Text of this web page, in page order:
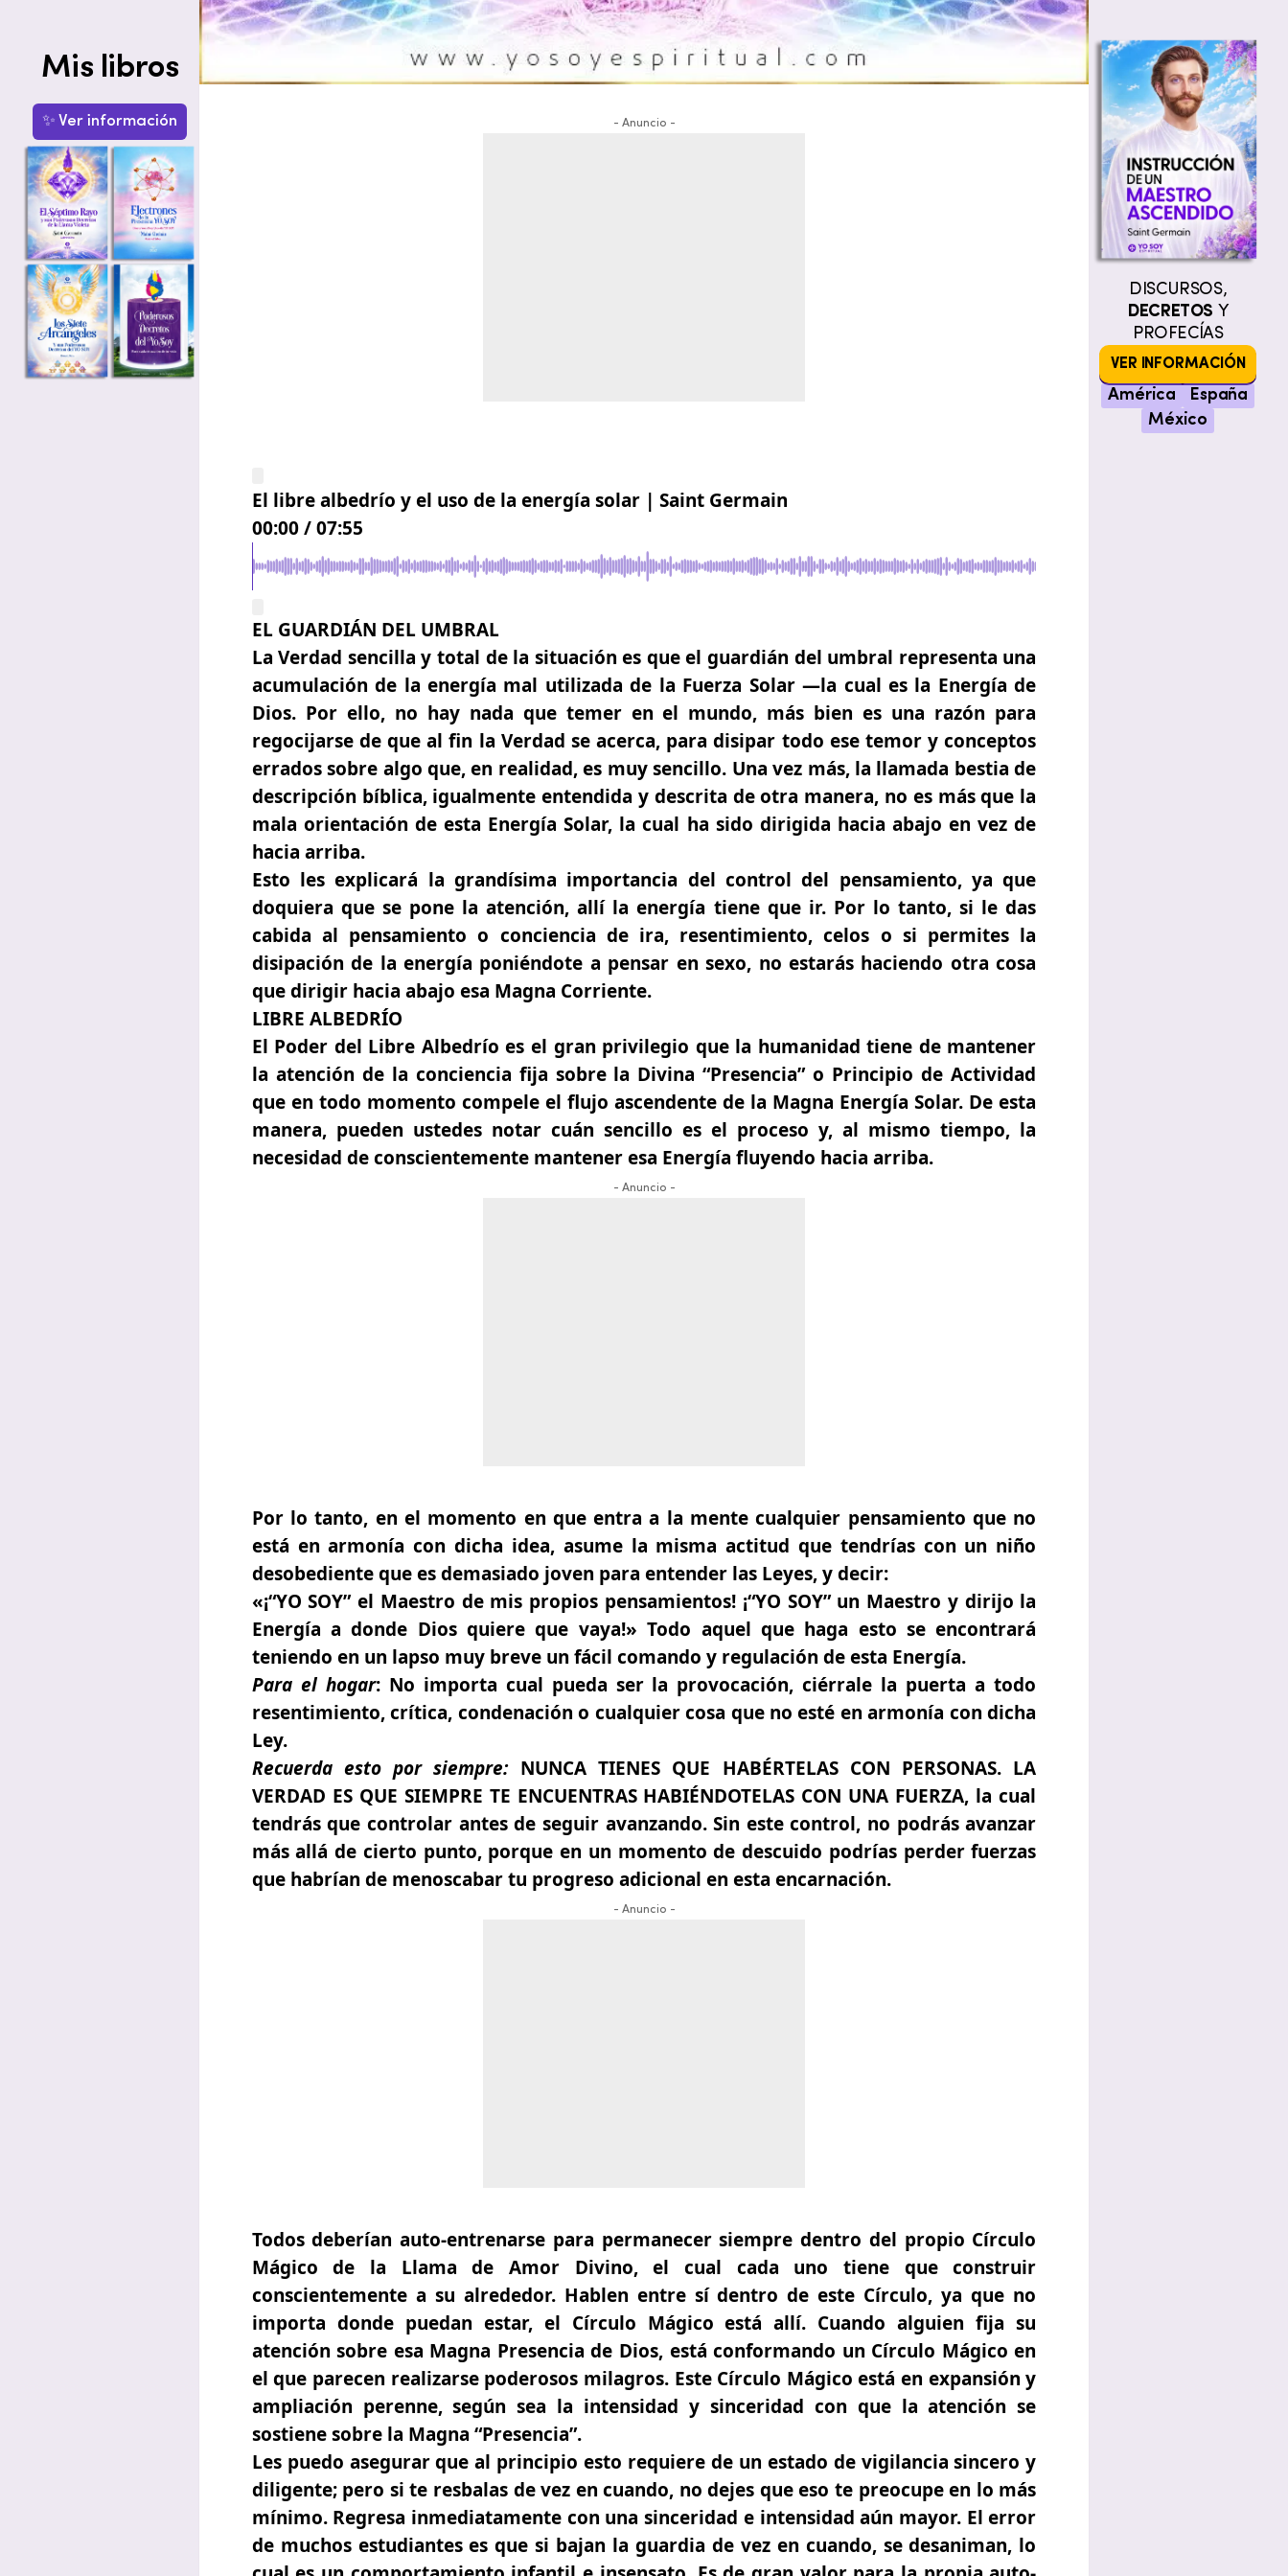
Mis libros
✨ Ver información - Anuncio -
El libre albedrío y el uso de la energía solar | Saint Germain
00:00 / 07:55
EL GUARDIÁN DEL UMBRAL
La Verdad sencilla y total de la situación es que el guardián del umbral representa una
acumulación de la energía mal utilizada de la Fuerza Solar —la cual es la Energía de
Dios. Por ello, no hay nada que temer en el mundo, más bien es una razón para
regocijarse de que al fin la Verdad se acerca, para disipar todo ese temor y conceptos
errados sobre algo que, en realidad, es muy sencillo. Una vez más, la llamada bestia de
descripción bíblica, igualmente entendida y descrita de otra manera, no es más que la
mala orientación de esta Energía Solar, la cual ha sido dirigida hacia abajo en vez de
hacia arriba.
Esto les explicará la grandísima importancia del control del pensamiento, ya que
doquiera que se pone la atención, allí la energía tiene que ir. Por lo tanto, si le das
cabida al pensamiento o conciencia de ira, resentimiento, celos o si permites la
disipación de la energía poniéndote a pensar en sexo, no estarás haciendo otra cosa
que dirigir hacia abajo esa Magna Corriente.
LIBRE ALBEDRÍO
El Poder del Libre Albedrío es el gran privilegio que la humanidad tiene de mantener
la atención de la conciencia fija sobre la Divina “Presencia” o Principio de Actividad
que en todo momento compele el flujo ascendente de la Magna Energía Solar. De esta
manera, pueden ustedes notar cuán sencillo es el proceso y, al mismo tiempo, la
necesidad de conscientemente mantener esa Energía fluyendo hacia arriba.
- Anuncio -
Por lo tanto, en el momento en que entra a la mente cualquier pensamiento que no
está en armonía con dicha idea, asume la misma actitud que tendrías con un niño
desobediente que es demasiado joven para entender las Leyes, y decir:
«¡“YO SOY” el Maestro de mis propios pensamientos! ¡“YO SOY” un Maestro y dirijo la
Energía a donde Dios quiere que vaya!» Todo aquel que haga esto se encontrará
teniendo en un lapso muy breve un fácil comando y regulación de esta Energía.
Para el hogar:No importa cual pueda ser la provocación, ciérrale la puerta a todo
resentimiento, crítica, condenación o cualquier cosa que no esté en armonía con dicha
Ley.
Recuerda esto por siempre:NUNCA TIENES QUE HABÉRTELAS CON PERSONAS. LA
VERDAD ES QUE SIEMPRE TE ENCUENTRAS HABIÉNDOTELAS CON UNA FUERZA, la cual
tendrás que controlar antes de seguir avanzando. Sin este control, no podrás avanzar
más allá de cierto punto, porque en un momento de descuido podrías perder fuerzas
que habrían de menoscabar tu progreso adicional en esta encarnación.
- Anuncio -
Todos deberíanauto-entrenarse para permanecer siempre dentro del propio Círculo
Mágico de la Llama de Amor Divino, el cual cada uno tiene que construir
conscientemente a su alrededor. Hablen entre sí dentro de este Círculo, ya que no
importa donde puedan estar, el Círculo Mágico está allí. Cuando alguien fija su
atención sobre esa Magna Presencia de Dios, está conformando un Círculo Mágico en
el que parecen realizarse poderosos milagros. Este Círculo Mágico está en expansión y
ampliación perenne, según sea la intensidad y sinceridad con que la atención se
sostiene sobre la Magna “Presencia”.
Les puedo asegurar que al principio esto requiere de un estado de vigilancia sincero y
diligente; pero si te resbalas de vez en cuando, no dejes que eso te preocupe en lo más
mínimo. Regresa inmediatamente con una sinceridad e intensidad aún mayor. El error
de muchos estudiantes es que si bajan la guardia de vez en cuando, se desaniman, lo
DISCURSOS,
DECRETOS Y
PROFECÍAS
VER INFORMACIÓN
América
España
México